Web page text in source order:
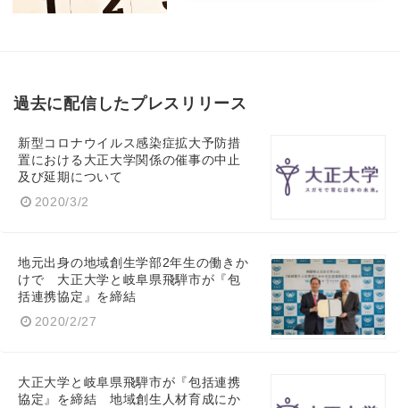
過去に配信したプレスリリース
新型コロナウイルス感染症拡大予防措
置における大正大学関係の催事の中止
及び延期について
2020/3/2
地元出身の地域創生学部2年生の働きか
けで 大正大学と岐阜県飛騨市が『包
括連携協定』を締結
2020/2/27
大正大学と岐阜県飛騨市が『包括連携
協定』を締結 地域創生人材育成にか